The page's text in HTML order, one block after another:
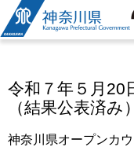
神奈川県
令和７年５月20
（結果公表済み）
神奈川県オープンカ